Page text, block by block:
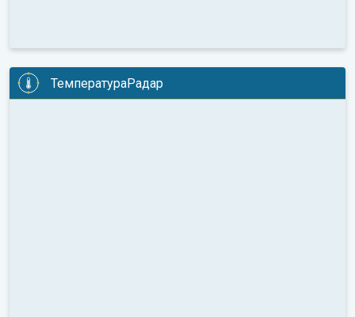
ТемператураРадар